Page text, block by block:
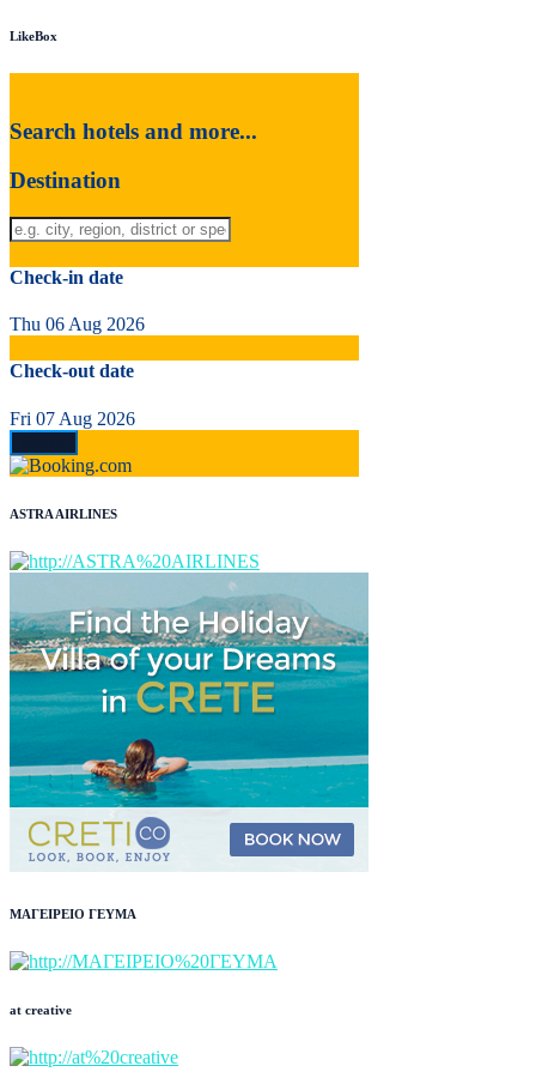
LikeBox
Search hotels and more...
Destination
Check-in date
Thu 06 Aug 2026
Check-out date
Fri 07 Aug 2026
ASTRA AIRLINES
ΜΑΓΕΙΡΕΙΟ ΓΕΥΜΑ
at creative